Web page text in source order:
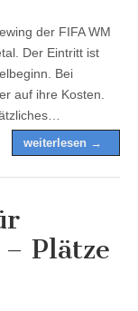
der FIFA WM
Der Eintritt ist
Bei
auf ihre Kosten.
weiterlesen →
Plätze